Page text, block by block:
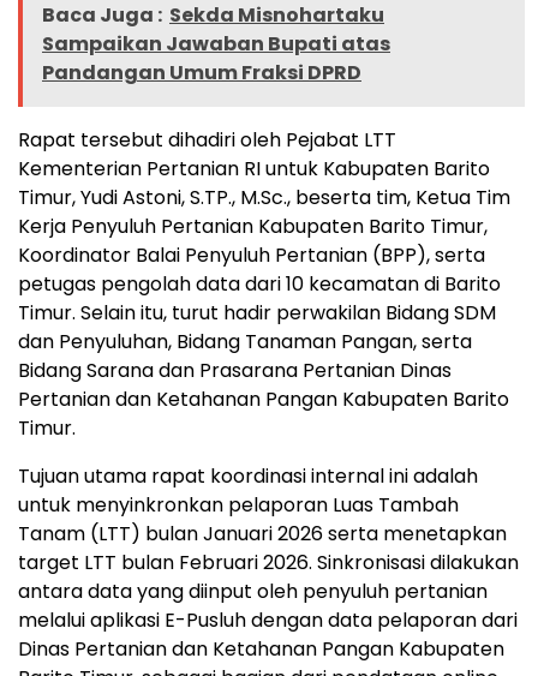
Baca Juga : Sekda Misnohartaku
Sampaikan Jawaban Bupati atas
Pandangan Umum Fraksi DPRD
Rapat tersebut dihadiri oleh Pejabat LTT
Kementerian Pertanian RI untuk Kabupaten Barito
Timur, Yudi Astoni, S.TP., M.Sc., beserta tim, Ketua Tim
Kerja Penyuluh Pertanian Kabupaten Barito Timur,
Koordinator Balai Penyuluh Pertanian (BPP), serta
petugas pengolah data dari 10 kecamatan di Barito
Timur. Selain itu, turut hadir perwakilan Bidang SDM
dan Penyuluhan, Bidang Tanaman Pangan, serta
Bidang Sarana dan Prasarana Pertanian Dinas
Pertanian dan Ketahanan Pangan Kabupaten Barito
Timur.
Tujuan utama rapat koordinasi internal ini adalah
untuk menyinkronkan pelaporan Luas Tambah
Tanam (LTT) bulan Januari 2026 serta menetapkan
target LTT bulan Februari 2026. Sinkronisasi dilakukan
antara data yang diinput oleh penyuluh pertanian
melalui aplikasi E-Pusluh dengan data pelaporan dari
Dinas Pertanian dan Ketahanan Pangan Kabupaten